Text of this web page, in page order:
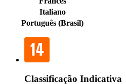
Italiano
Português (Brasil)
Classificação Indicativa